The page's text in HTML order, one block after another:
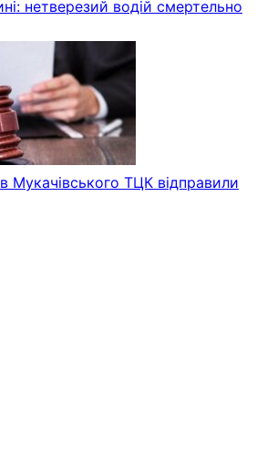
нетверезий водій смертельно
Мукачівського ТЦК відправили